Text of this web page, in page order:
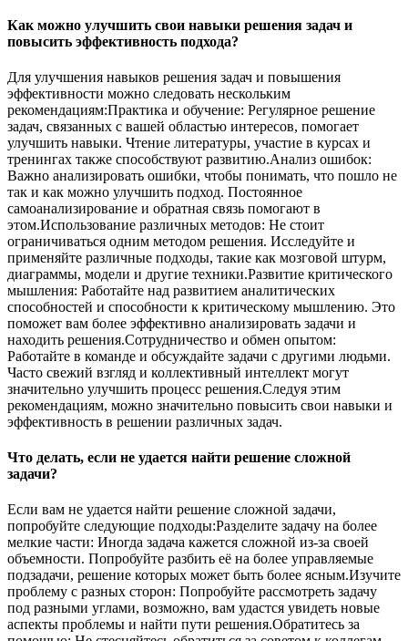
Как можно улучшить свои навыки решения задач и
повысить эффективность подхода?
Для улучшения навыков решения задач и повышения
эффективности можно следовать нескольким
рекомендациям:Практика и обучение: Регулярное решение
задач, связанных с вашей областью интересов, помогает
улучшить навыки. Чтение литературы, участие в курсах и
тренингах также способствуют развитию.Анализ ошибок:
Важно анализировать ошибки, чтобы понимать, что пошло не
так и как можно улучшить подход. Постоянное
самоанализирование и обратная связь помогают в
этом.Использование различных методов: Не стоит
ограничиваться одним методом решения. Исследуйте и
применяйте различные подходы, такие как мозговой штурм,
диаграммы, модели и другие техники.Развитие критического
мышления: Работайте над развитием аналитических
способностей и способности к критическому мышлению. Это
поможет вам более эффективно анализировать задачи и
находить решения.Сотрудничество и обмен опытом:
Работайте в команде и обсуждайте задачи с другими людьми.
Часто свежий взгляд и коллективный интеллект могут
значительно улучшить процесс решения.Следуя этим
рекомендациям, можно значительно повысить свои навыки и
эффективность в решении различных задач.
Что делать, если не удается найти решение сложной
задачи?
Если вам не удается найти решение сложной задачи,
попробуйте следующие подходы:Разделите задачу на более
мелкие части: Иногда задача кажется сложной из-за своей
объемности. Попробуйте разбить её на более управляемые
подзадачи, решение которых может быть более ясным.Изучите
проблему с разных сторон: Попробуйте рассмотреть задачу
под разными углами, возможно, вам удастся увидеть новые
аспекты проблемы и найти пути решения.Обратитесь за